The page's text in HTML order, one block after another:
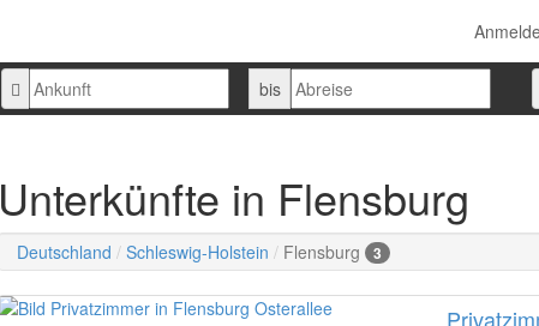
Ankunft Abreise
bis
Unterkünfte in Flensburg
Deutschland Schleswig-Holstein Flensburg 3